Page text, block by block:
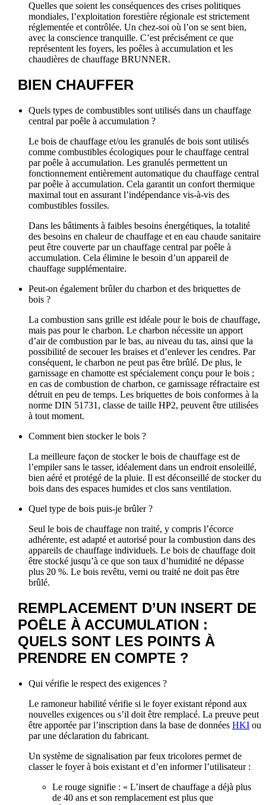
Quelles que soient les conséquences des crises politiques
mondiales, l’exploitation forestière régionale est strictement
réglementée et contrôlée. Un chez‑soi où l’on se sent bien,
avec la conscience tranquille. C’est précisément ce que
représentent les foyers, les poêles à accumulation et les
chaudières de chauffage BRUNNER.
BIEN CHAUFFER
Quels types de combustibles sont utilisés dans un chauffage
central par poêle à accumulation ?
Le bois de chauffage et/ou les granulés de bois sont utilisés
comme combustibles écologiques pour le chauffage central
par poêle à accumulation. Les granulés permettent un
fonctionnement entièrement automatique du chauffage central
par poêle à accumulation. Cela garantit un confort thermique
maximal tout en assurant l’indépendance vis‑à‑vis des
combustibles fossiles.
Dans les bâtiments à faibles besoins énergétiques, la totalité
des besoins en chaleur de chauffage et en eau chaude sanitaire
peut être couverte par un chauffage central par poêle à
accumulation. Cela élimine le besoin d’un appareil de
chauffage supplémentaire.
Peut‑on également brûler du charbon et des briquettes de
bois ?
La combustion sans grille est idéale pour le bois de chauffage,
mais pas pour le charbon. Le charbon nécessite un apport
d’air de combustion par le bas, au niveau du tas, ainsi que la
possibilité de secouer les braises et d’enlever les cendres. Par
conséquent, le charbon ne peut pas être brûlé. De plus, le
garnissage en chamotte est spécialement conçu pour le bois ;
en cas de combustion de charbon, ce garnissage réfractaire est
détruit en peu de temps. Les briquettes de bois conformes à la
norme DIN 51731, classe de taille HP2, peuvent être utilisées
à tout moment.
Comment bien stocker le bois ?
La meilleure façon de stocker le bois de chauffage est de
l’empiler sans le tasser, idéalement dans un endroit ensoleillé,
bien aéré et protégé de la pluie. Il est déconseillé de stocker du
bois dans des espaces humides et clos sans ventilation.
Quel type de bois puis‑je brûler ?
Seul le bois de chauffage non traité, y compris l’écorce
adhérente, est adapté et autorisé pour la combustion dans des
appareils de chauffage individuels. Le bois de chauffage doit
être stocké jusqu’à ce que son taux d’humidité ne dépasse
plus 20 %. Le bois revêtu, verni ou traité ne doit pas être
brûlé.
REMPLACEMENT D’UN INSERT DE
POÊLE À ACCUMULATION :
QUELS SONT LES POINTS À
PRENDRE EN COMPTE ?
Qui vérifie le respect des exigences ?
Le ramoneur habilité vérifie si le foyer existant répond aux
nouvelles exigences ou s’il doit être remplacé. La preuve peut
être apportée par l’inscription dans la base de données HKI ou
par une déclaration du fabricant.
Un système de signalisation par feux tricolores permet de
classer le foyer à bois existant et d’en informer l’utilisateur :
Le rouge signifie : « L’insert de chauffage a déjà plus
de 40 ans et son remplacement est plus que